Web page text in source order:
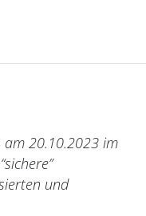
am 20.10.2023 im
und